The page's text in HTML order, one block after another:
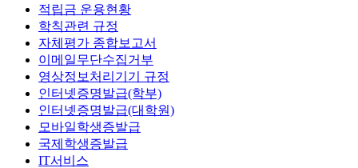
적립금 운용현황
학칙관련 규정
자체평가 종합보고서
이메일무단수집거부
영상정보처리기기 규정
인터넷증명발급(학부)
인터넷증명발급(대학원)
모바일학생증발급
국제학생증발급
IT서비스